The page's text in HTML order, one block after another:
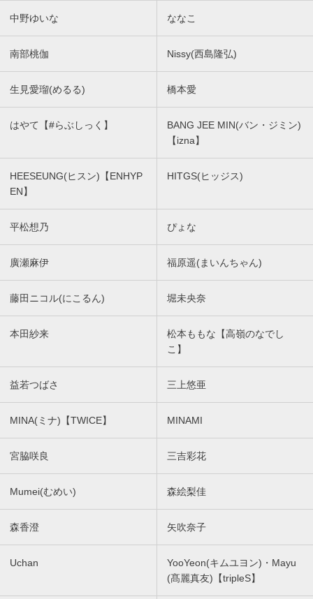
中野ゆいな ななこ
南部桃伽 Nissy(西島隆弘)
生見愛瑠(めるる) 橋本愛
はやて【#らぶしっく】
BANG JEE MIN(バン・ジミン)
【izna】
HEESEUNG(ヒスン)【ENHYP
EN】
HITGS(ヒッジス)
平松想乃 ぴょな
廣瀬麻伊 福原遥(まいんちゃん)
藤田ニコル(にこるん) 堀未央奈
本田紗来
松本ももな【高嶺のなでし
こ】
益若つばさ 三上悠亜
MINA(ミナ)【TWICE】 MINAMI
宮脇咲良 三吉彩花
Mumei(むめい) 森絵梨佳
森香澄 矢吹奈子
Uchan
YooYeon(キムユヨン)・Mayu
(髙麗真友)【tripleS】